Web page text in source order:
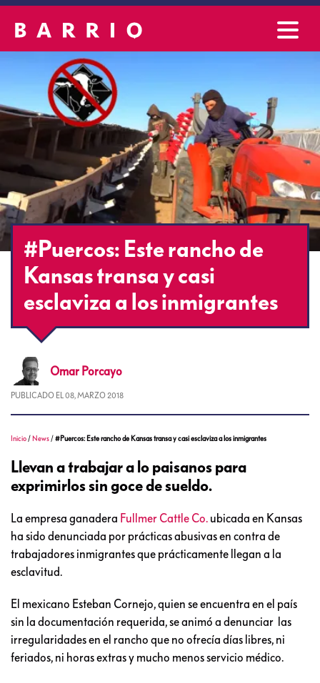
#Puercos: Este rancho de
Kansas transa y casi
esclaviza a los inmigrantes
Omar Porcayo
PUBLICADO EL 08, MARZO 2018
Inicio / News /#Puercos: Este rancho de Kansas transa y casi esclaviza a los inmigrantes
Llevan a trabajar a lo paisanos para
exprimirlos sin goce de sueldo.
La empresa ganadera Fullmer Cattle Co. ubicada en Kansas
ha sido denunciada por prácticas abusivas en contra de
trabajadores inmigrantes que prácticamente llegan a la
esclavitud.
El mexicano Esteban Cornejo, quien se encuentra en el país
sin la documentación requerida, se animó a denunciar las
irregularidades en el rancho que no ofrecía días libres, ni
feriados, ni horas extras y mucho menos servicio médico.